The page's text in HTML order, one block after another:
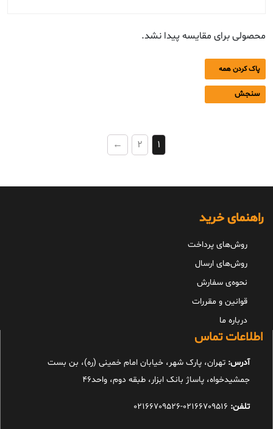
محصولی برای مقایسه پیدا نشد.
پاک کردن همه
سنجش
1
2
←
راهنمای خرید
روش‌های پرداخت
روش‌های ارسال
نحوه‌ی سفارش
قوانین و مقررات
درباره ما
اطلاعات تماس
آدرس: تهران، پارک شهر، خیابان امام خمینی (ره)، بن بست
جمشیدخواه، پاساژ بانک ابزار، طبقه دوم، واحد46
تلفن: